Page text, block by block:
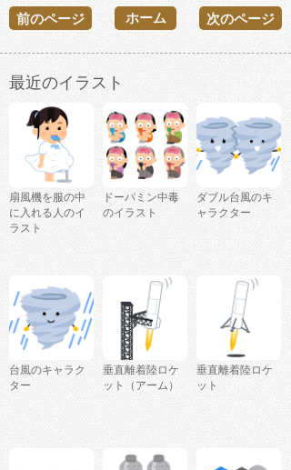
前のページ 次のページ
ホーム
最近のイラスト
扇風機を服の中
に入れる人のイ
ラスト
ドーパミン中毒
のイラスト
ダブル台風のキ
ャラクター
台風のキャラク
ター
垂直離着陸ロケ
ット（アーム）
垂直離着陸ロケ
ット